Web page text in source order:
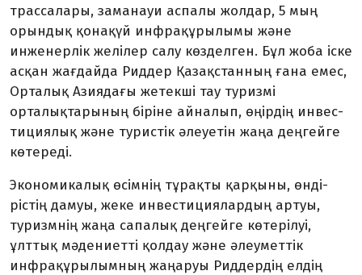
трассалары, заманауи аспалы жолдар, 5 мың
орындық қонақүй инфра­құрылымы және
инженерлік желілер салу көзделген. Бұл жоба іске
асқан жағдайда Рид­дер Қазақстанның ғана емес,
Орталық Азиядағы жетекші тау туризмі
орталықтарының бірі­не айналып, өңірдің инвес­
тициялық және туристік әлеу­етін жаңа деңгейге
көтереді.
Экономикалық өсім­нің тұрақты қар­қыны, өн­ді­
рістің да­муы, жеке инвес­тиция­лардың артуы,
туризмнің жаңа сапалық деңгейге көте­рілуі,
ұлттық мәден­иет­ті қолдау және әлеу­мет­тік
инфрақұры­лым­ның жа­ңаруы Риддердің ел­­дің